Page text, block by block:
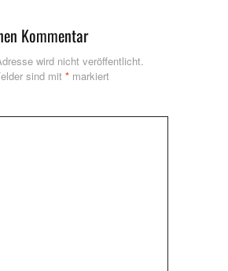
Kommentar
wird nicht veröffentlicht.
sind mit * markiert